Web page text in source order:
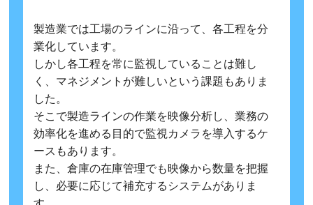
製造業では工場のラインに沿って、各工程を分
業化しています。
しかし各工程を常に監視していることは難し
く、マネジメントが難しいという課題もありま
した。
そこで製造ラインの作業を映像分析し、業務の
効率化を進める目的で監視カメラを導入するケ
ースもあります。
また、倉庫の在庫管理でも映像から数量を把握
し、必要に応じて補充するシステムがありま